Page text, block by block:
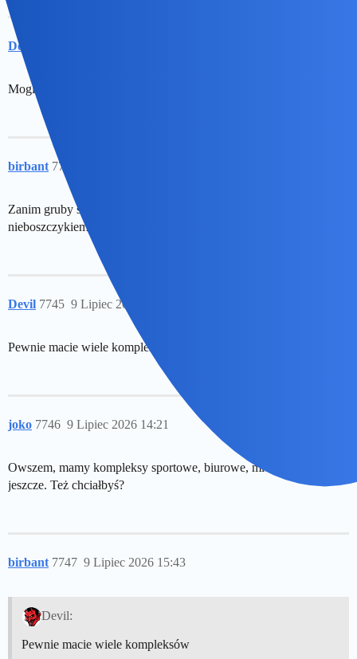
Devil
Moglibyście trochę schudnąć
birbant 7744
Zanim gruby schudnie to chudy już stanie się szacownem
nieboszczykiem.
Devil 9 Lipiec 2026 13:20
7745
Pewnie macie wiele kompleksów
joko 9 Lipiec 2026 14:21
7746
Owszem, mamy kompleksy sportowe, biurowe, mieszkalne i inne
jeszcze. Też chciałbyś?
birbant 9 Lipiec 2026 15:43
7747
Devil:
Pewnie macie wiele kompleksów